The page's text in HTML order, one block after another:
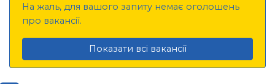
На жаль, для вашого запиту немає оголошень
про вакансії.
Показати всі вакансії